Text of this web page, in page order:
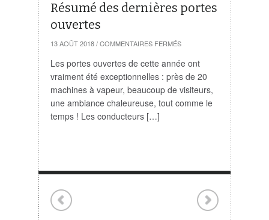
Résumé des dernières portes
ouvertes
13 AOÛT 2018 / COMMENTAIRES FERMÉSSUR
DERNIÈRES
PORTES
Les portes ouvertes de cette année ont
vraiment été exceptionnelles : près de 20
machines à vapeur, beaucoup de visiteurs,
une ambiance chaleureuse, tout comme le
temps ! Les conducteurs […]